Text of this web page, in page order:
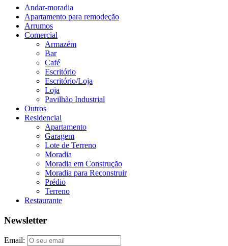
Andar-moradia
Apartamento para remodeção
Arrumos
Comercial
Armazém
Bar
Café
Escritório
Escritório/Loja
Loja
Pavilhão Industrial
Outros
Residencial
Apartamento
Garagem
Lote de Terreno
Moradia
Moradia em Construção
Moradia para Reconstruir
Prédio
Terreno
Restaurante
Newsletter
Email: